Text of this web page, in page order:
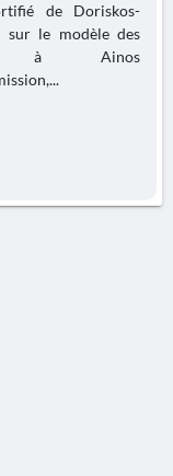
de Doriskos-
sur le modèle des
à Ainos